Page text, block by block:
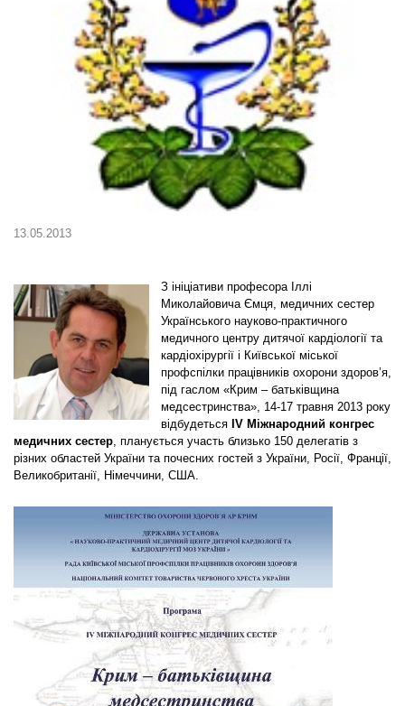
13.05.2013
З ініціативи професора Іллі
Миколайовича Ємця, медичних сестер
Українського науково-практичного
медичного центру дитячої кардіології та
кардіохірургії і Київської міської
профспілки працівників охорони здоров’я,
під гаслом «Крим – батьківщина
медсестринства», 14-17 травня 2013 року
відбудеться ІV Міжнародний конгрес
медичних сестер , планується участь близько 150 делегатів з
різних областей України та почесних гостей з України, Росії, Франції,
Великобританії, Німеччини, США.